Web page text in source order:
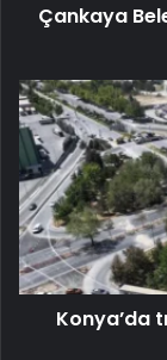
Çankaya
Konya’da